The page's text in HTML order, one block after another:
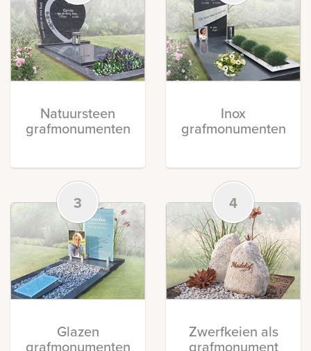
Natuursteen
grafmonumenten
Inox
grafmonumenten
3
Glazen
grafmonumenten
4
Zwerfkeien als
grafmonument